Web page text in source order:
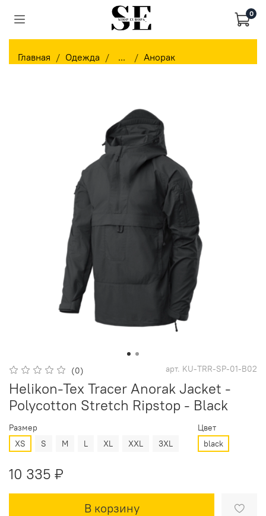
0
Главная Одежда ... Анорак
(0) арт. KU-TRR-SP-01-B02
Helikon-Tex Tracer Anorak Jacket -
Polycotton Stretch Ripstop - Black
Размер
XS
S M L XL XXL 3XL
Цвет
black
10 335 ₽
В корзину